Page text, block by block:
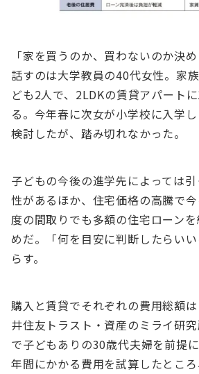
「家を買うのか、買わないのか決
話すのは⼤学教員の40代⼥性。家
ども2⼈で、2LDKの賃貸アパート
る。今年春に次⼥が⼩学校に⼊学
検討したが、踏み切れなかった。
⼦どもの今後の進学先によっては
性があるほか、住宅価格の⾼騰で
度の間取りでも多額の住宅ローン
めだ。「何を⽬安に判断したらい
らす。
購⼊と賃貸でそれぞれの費⽤総額
井住友トラスト・資産のミライ研
で⼦どもありの30歳代夫婦を前提
年間にかかる費⽤を試算したとこ